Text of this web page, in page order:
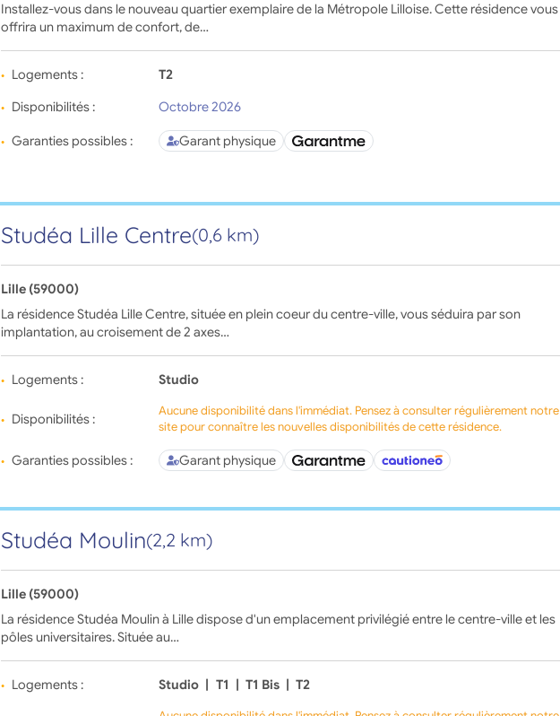
Installez-vous dans le nouveau quartier exemplaire de la Métropole Lilloise. Cette résidence vous
offrira un maximum de confort, de…
Logements :
T2
Disponibilités :
Octobre 2026
Garanties possibles : Garant physique
Studéa Lille Centre(0,6 km)
Lille (59000)
La résidence Studéa Lille Centre, située en plein coeur du centre-ville, vous séduira par son
implantation, au croisement de 2 axes…
Logements : Studio
Disponibilités :
Aucune disponibilité dans l'immédiat. Pensez à consulter régulièrement notre
site pour connaître les nouvelles disponibilités de cette résidence.
Garanties possibles :
Garant physique
Studéa Moulin(2,2 km)
Lille (59000)
La résidence Studéa Moulin à Lille dispose d'un emplacement privilégié entre le centre-ville et les
pôles universitaires. Située au…
Logements : Studio | T1 | T1 Bis | T2